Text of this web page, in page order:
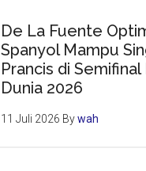
De La Fuente
Spanyol Mampu
Prancis di Semifinal
Dunia 2026
11 Juli 2026 Bywah